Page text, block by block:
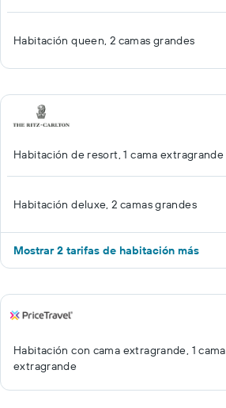
Habitación queen, 2 camas grandes
Habitación de resort, 1 cama extragrande
Habitación deluxe, 2 camas grandes
Mostrar 2 tarifas de habitación más
Habitación con cama extragrande, 1 cama
extragrande